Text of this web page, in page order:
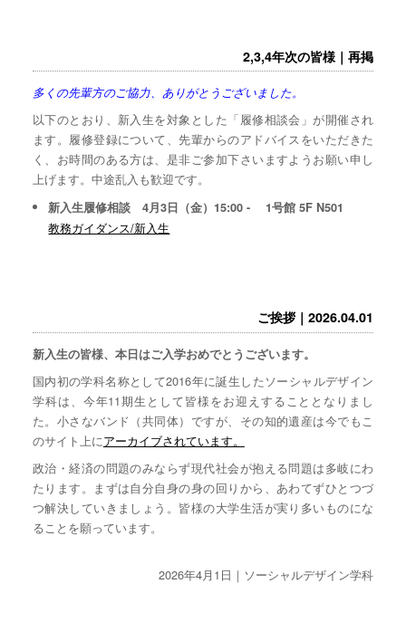
2,3,4年次の皆様｜再掲
多くの先輩方のご協力、ありがとうございました。
以下のとおり、新入生を対象とした「履修相談会」が開催され
ます。履修登録について、先輩からのアドバイスをいただきた
く、お時間のある方は、是非ご参加下さいますようお願い申し
上げます。中途乱入も歓迎です。
新入生履修相談 4月3日（金）15:00 - 1号館 5F N501
教務ガイダンス/新入生
ご挨拶｜2026.04.01
新入生の皆様、本日はご入学おめでとうございます。
国内初の学科名称として2016年に誕生したソーシャルデザイン
学科は、今年11期生として皆様をお迎えすることとなりまし
た。小さなバンド（共同体）ですが、その知的遺産は今でもこ
のサイト上にアーカイブされています。
政治・経済の問題のみならず現代社会が抱える問題は多岐にわ
たります。まずは自分自身の身の回りから、あわてずひとつづ
つ解決していきましょう。皆様の大学生活が実り多いものにな
ることを願っています。
2026年4月1日｜ソーシャルデザイン学科